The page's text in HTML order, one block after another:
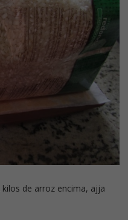
de arroz encima, ajja